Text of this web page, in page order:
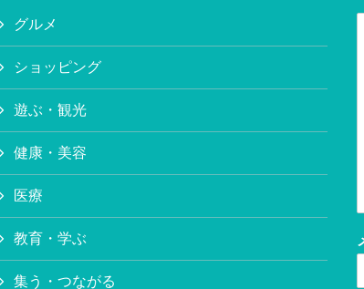
グルメ
ショッピング
遊ぶ・観光
健康・美容
医療
教育・学ぶ
集う・つながる